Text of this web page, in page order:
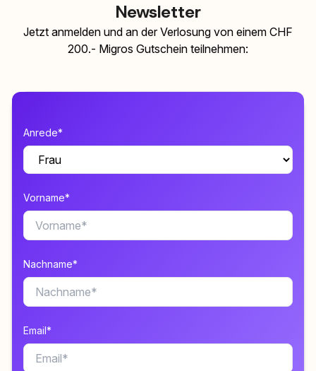
Newsletter
Jetzt anmelden und an der Verlosung von einem CHF
200.- Migros Gutschein teilnehmen:
Anrede*
Vorname*
Nachname*
Email*